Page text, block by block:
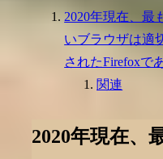
2020年現在、最
いブラウザは適
されたFirefoxで
関連
2020年現在、